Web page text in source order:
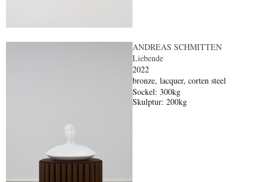
ANDREAS SCHMITTEN
Liebende
2022
bronze, lacquer, corten steel
Sockel: 300kg
Skulptur: 200kg